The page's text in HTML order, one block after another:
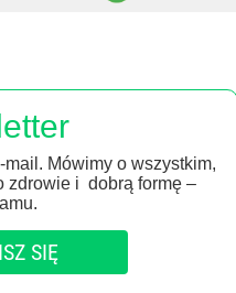
Mówimy o wszystkim,
zdrowie i dobrą formę –
SIĘ